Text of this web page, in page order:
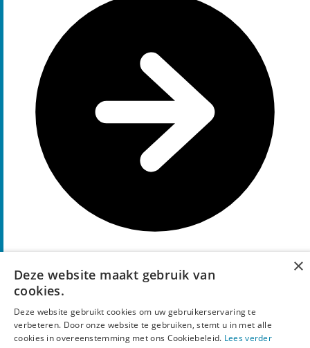
Code tonenS15
Korting
kortingscode
Geniet van15%EXTRAkortingop de sale met deze
×
Deze website maakt gebruik van
cookies.
Deze website gebruikt cookies om uw gebruikerservaring te
verbeteren. Door onze website te gebruiken, stemt u in met alle
cookies in overeenstemming met ons Cookiebeleid. Lees verder